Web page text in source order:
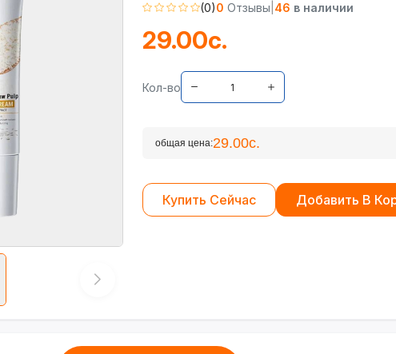
(0)0 Отзывы 46 в наличии
29.00с.
Кол-во
общая цена:29.00с.
Купить Сейчас Добавить В